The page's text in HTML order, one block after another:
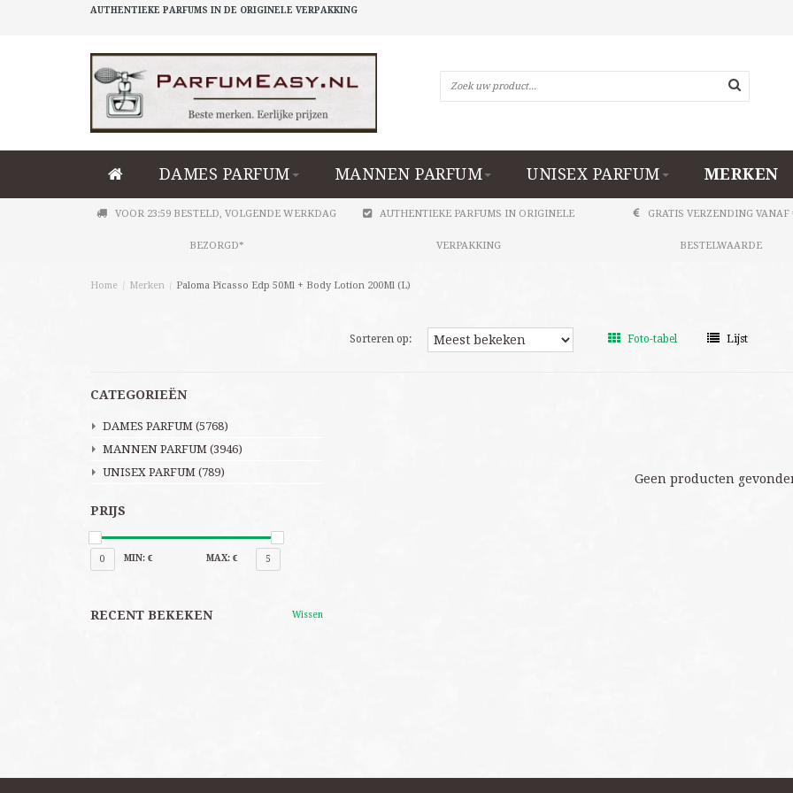
AUTHENTIEKE PARFUMS IN DE ORIGINELE VERPAKKING
DAMES PARFUM MANNEN PARFUM UNISEX PARFUM MERKEN
VOOR 23:59 BESTELD, VOLGENDE WERKDAG
BEZORGD*
AUTHENTIEKE PARFUMS IN ORIGINELE
VERPAKKING
GRATIS VERZENDING VANAF
BESTELWAARDE
Home / Merken / Paloma Picasso Edp 50Ml + Body Lotion 200Ml (L)
Sorteren op: Foto-tabel Lijst
CATEGORIEËN
DAMES PARFUM (5768)
MANNEN PARFUM (3946)
UNISEX PARFUM (789)
PRIJS
0 MIN: € MAX: € 5
RECENT BEKEKEN Wissen
Geen producten